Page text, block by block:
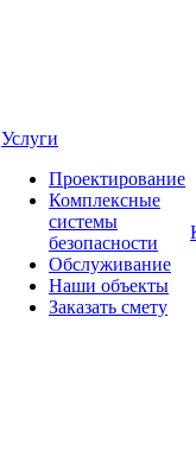
Услуги
Проектирование
Комплексные
системы
безопасности
Обслуживание
Наши объекты
Заказать смету